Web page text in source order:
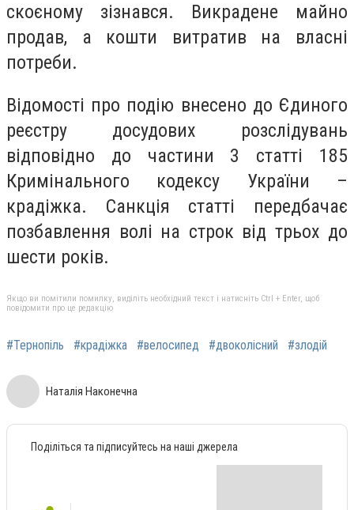
скоєному зізнався. Викрадене майно
продав, а кошти витратив на власні
потреби.
Відомості про подію внесено до Єдиного
реєстру досудових розслідувань
відповідно до частини 3 статті 185
Кримінального кодексу України –
крадіжка. Санкція статті передбачає
позбавлення волі на строк від трьох до
шести років.
Якщо ви помітили помилку, виділіть необхідний текст і натисніть Ctrl + Enter, щоб
повідомити про це редакцію
#Тернопіль #крадіжка #велосипед #двоколісний #злодій
Наталія Наконечна
Поділіться та підписуйтесь на наші джерела